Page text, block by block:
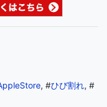
, #ひび割れ, #